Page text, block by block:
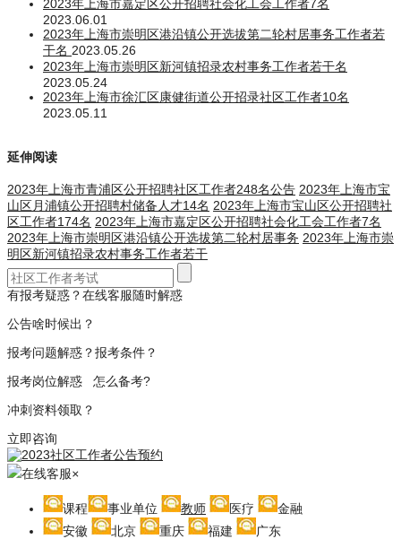
2023年上海市嘉定区公开招聘社会化工会工作者7名
2023.06.01
2023年上海市崇明区港沿镇公开选拔第二轮村居事务工作者若
干名 2023.05.26
2023年上海市崇明区新河镇招录农村事务工作者若干名
2023.05.24
2023年上海市徐汇区康健街道公开招录社区工作者10名
2023.05.11
延伸阅读
2023年上海市青浦区公开招聘社区工作者248名公告 2023年上海市宝
山区月浦镇公开招聘村储备人才14名 2023年上海市宝山区公开招聘社
区工作者174名 2023年上海市嘉定区公开招聘社会化工会工作者7名
2023年上海市崇明区港沿镇公开选拔第二轮村居事务 2023年上海市崇
明区新河镇招录农村事务工作者若干
有报考疑惑？在线客服随时解惑
公告啥时候出？
报考问题解惑？报考条件？
报考岗位解惑 怎么备考?
冲刺资料领取？
立即咨询
在线客服×
课程 事业单位 教师 医疗
金融
安徽
北京 重庆 福建
广东